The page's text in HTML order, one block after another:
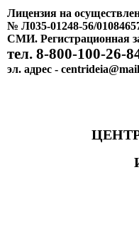
Лицензия на
№ Л035-01248-56/
СМИ. Регистрационная
тел. 8-800-100-26-
эл. адрес -
И